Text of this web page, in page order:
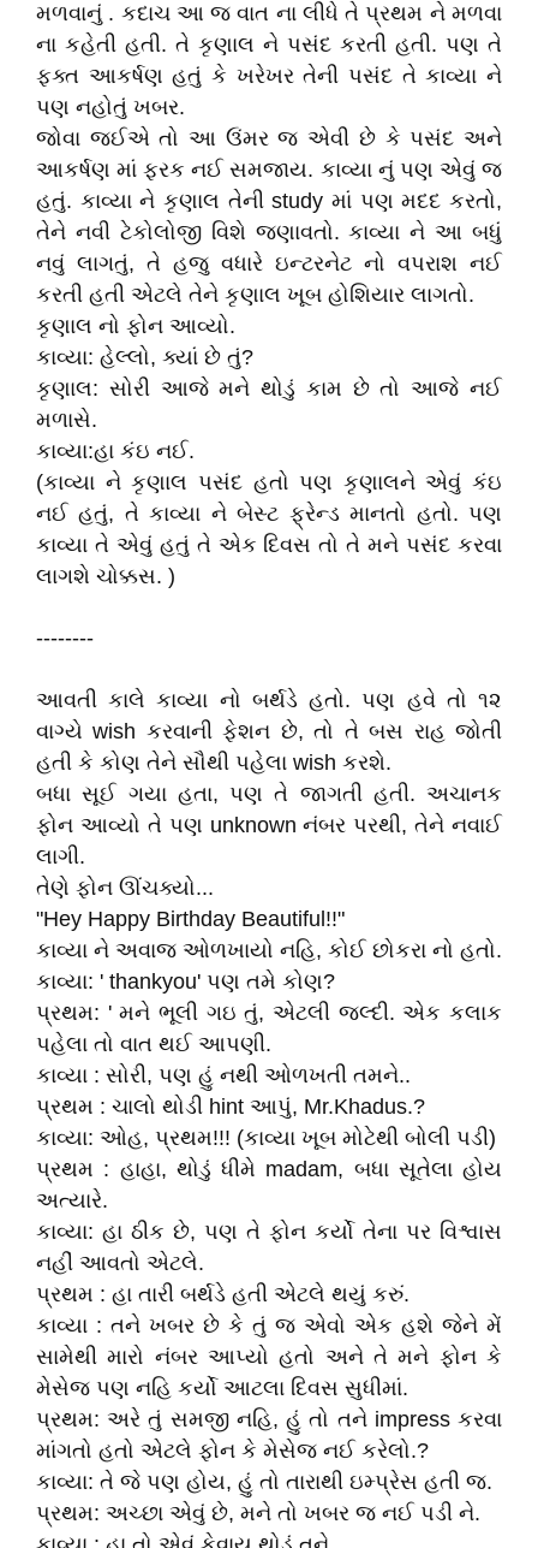
મળવાનું . કદાચ આ જ વાત ના લીધે તે પ્રથમ ને મળવા
ના કહેતી હતી. તે કૃણાલ ને પસંદ કરતી હતી. પણ તે
ફક્ત આકર્ષણ હતું કે ખરેખર તેની પસંદ તે કાવ્યા ને
પણ નહોતું ખબર.
જોવા જઈએ તો આ ઉંમર જ એવી છે કે પસંદ અને
આકર્ષણ માં ફરક નઈ સમજાય. કાવ્યા નું પણ એવું જ
હતું. કાવ્યા ને કૃણાલ તેની study માં પણ મદદ કરતો,
તેને નવી ટેકોલોજી વિશે જણાવતો. કાવ્યા ને આ બધું
નવું લાગતું, તે હજુ વધારે ઇન્ટરનેટ નો વપરાશ નઈ
કરતી હતી એટલે તેને કૃણાલ ખૂબ હોશિયાર લાગતો.
કૃણાલ નો ફોન આવ્યો.
કાવ્યા: હેલ્લો, ક્યાં છે તું?
કૃણાલ: સોરી આજે મને થોડું કામ છે તો આજે નઈ
મળાસે.
કાવ્યા:હા કંઇ નઈ.
(કાવ્યા ને કૃણાલ પસંદ હતો પણ કૃણાલને એવું કંઇ
નઈ હતું, તે કાવ્યા ને બેસ્ટ ફ્રેન્ડ માનતો હતો. પણ
કાવ્યા તે એવું હતું તે એક દિવસ તો તે મને પસંદ કરવા
લાગશે ચોક્કસ. )
--------
આવતી કાલે કાવ્યા નો બર્થડે હતો. પણ હવે તો ૧૨
વાગ્યે wish કરવાની ફેશન છે, તો તે બસ રાહ જોતી
હતી કે કોણ તેને સૌથી પહેલા wish કરશે.
બધા સૂઈ ગયા હતા, પણ તે જાગતી હતી. અચાનક
ફોન આવ્યો તે પણ unknown નંબર પરથી, તેને નવાઈ
લાગી.
તેણે ફોન ઊંચક્યો...
"Hey Happy Birthday Beautiful!!"
કાવ્યા ને અવાજ ઓળખાયો નહિ, કોઈ છોકરા નો હતો.
કાવ્યા: ' thankyou' પણ તમે કોણ?
પ્રથમ: ' મને ભૂલી ગઇ તું, એટલી જલ્દી. એક કલાક
પહેલા તો વાત થઈ આપણી.
કાવ્યા : સોરી, પણ હું નથી ઓળખતી તમને..
પ્રથમ : ચાલો થોડી hint આપું, Mr.Khadus.?
કાવ્યા: ઓહ, પ્રથમ!!! (કાવ્યા ખૂબ મોટેથી બોલી પડી)
પ્રથમ : હાહા, થોડું ધીમે madam, બધા સૂતેલા હોય
અત્યારે.
કાવ્યા: હા ઠીક છે, પણ તે ફોન કર્યો તેના પર વિશ્વાસ
નહીં આવતો એટલે.
પ્રથમ : હા તારી બર્થડે હતી એટલે થયું કરું.
કાવ્યા : તને ખબર છે કે તું જ એવો એક હશે જેને મેં
સામેથી મારો નંબર આપ્યો હતો અને તે મને ફોન કે
મેસેજ પણ નહિ કર્યો આટલા દિવસ સુધીમાં.
પ્રથમ: અરે તું સમજી નહિ, હું તો તને impress કરવા
માંગતો હતો એટલે ફોન કે મેસેજ નઈ કરેલો.?
કાવ્યા: તે જે પણ હોય, હું તો તારાથી ઇમ્પ્રેસ હતી જ.
પ્રથમ: અચ્છા એવું છે, મને તો ખબર જ નઈ પડી ને.